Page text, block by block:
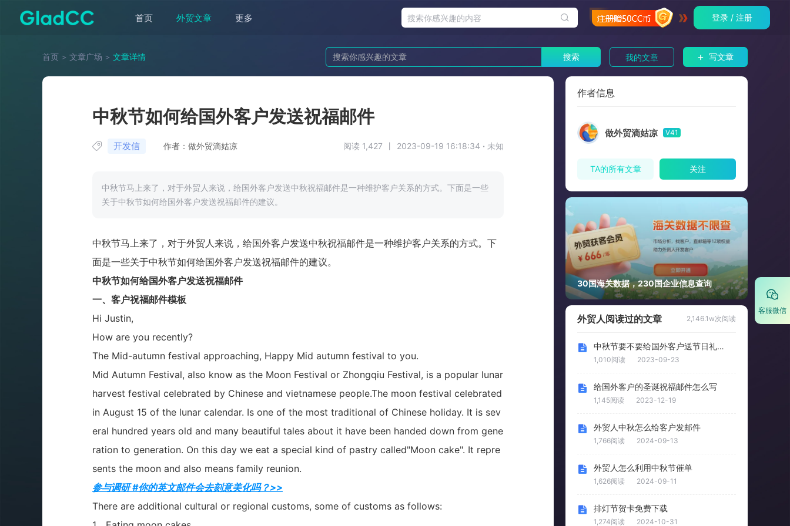
首页 外贸文章 更多 登录 / 注册
客服微信
首页 ＞ 文章广场 ＞ 文章详情 搜索 我的文章 + 写文章
中秋节如何给国外客户发送祝福邮件
开发信 作者：做外贸滴姑凉 阅读 1,427 丨 2023-09-19 16:18:34 · 未知
中秋节马上来了，对于外贸人来说，给国外客户发送中秋祝福邮件是一种维护客户关系的方式。下面是一些
关于中秋节如何给国外客户发送祝福邮件的建议。
中秋节马上来了，对于外贸人来说，给国外客户发送中秋祝福邮件是一种维护客户关系的方式。下
面是一些关于中秋节如何给国外客户发送祝福邮件的建议。
中秋节如何给国外客户发送祝福邮件
一、客户祝福邮件模板
Hi Justin,
How are you recently?
The Mid-autumn festival approaching, Happy Mid autumn festival to you.
Mid Autumn Festival, also know as the Moon Festival or Zhongqiu Festival, is a popular lunar
harvest festival celebrated by Chinese and vietnamese people.The moon festival celebrated
in August 15 of the lunar calendar. Is one of the most traditional of Chinese holiday. It is sev
eral hundred years old and many beautiful tales about it have been handed down from gene
ration to generation. On this day we eat a special kind of pastry called"Moon cake". It repre
sents the moon and also means family reunion.
参与调研 #你的英文邮件会去刻意美化吗？>>
There are additional cultural or regional customs, some of customs as follows:
作者信息
做外贸滴姑凉 V41
TA的所有文章 关注
30国海关数据，230国企业信息查询
外贸人阅读过的文章 2,146.1w次阅读
中秋节要不要给国外客户送节日礼物？
1,010阅读 2023-09-23
给国外客户的圣诞祝福邮件怎么写
1,145阅读 2023-12-19
外贸人中秋怎么给客户发邮件
1,766阅读 2024-09-13
外贸人怎么利用中秋节催单
1,626阅读 2024-09-11
排灯节贺卡免费下载
1,274阅读 2024-10-31